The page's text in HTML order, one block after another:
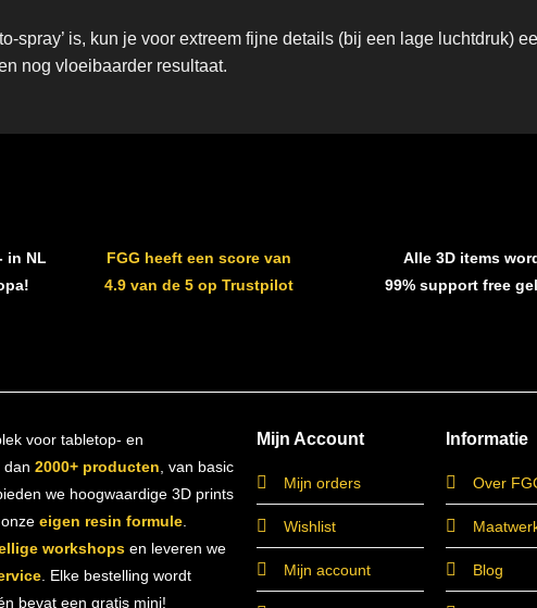
spray’ is, kun je voor extreem fijne details (bij een lage luchtdruk)
nog vloeibaarder resultaat.
in NL
FGG heeft een score van
4.9 van de 5 op Trustpilot
Alle 3D items
99% support free
voor tabletop- en
dan 2000+ producten , van basic
we hoogwaardige 3D prints
eigen resin formule.
workshopsen leveren we
. Elke bestelling wordt
bevat een gratis mini!
Mijn Account
Mijn orders
Wishlist
Mijn account
Informatie
Over
Blog